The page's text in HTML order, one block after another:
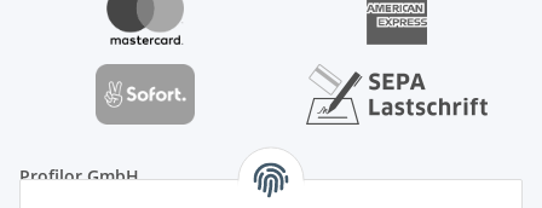
Profilor GmbH